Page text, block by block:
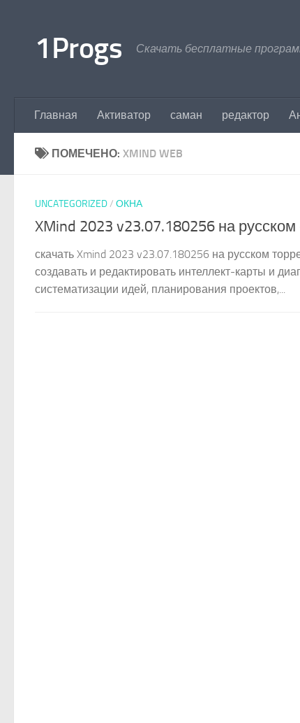
1Progs Скачать бесплатные
Главная Активатор саман редактор
ПОМЕЧЕНО: XMIND WEB
UNCATEGORIZED/ ОКНА
XMind 2023 v23.07.180256 на русском
скачать Xmind 2023 v23.07.180256 на русском
создавать и редактировать интеллект-карты и
систематизации идей, планирования проектов,...